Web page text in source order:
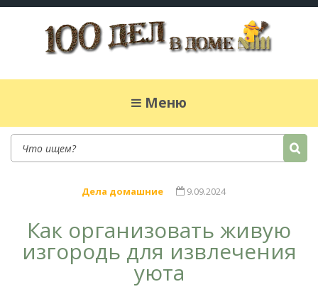
простые рецепты.Меню
Дела домашние 9.09.2024
Как организовать живую
изгородь для извлечения
уюта